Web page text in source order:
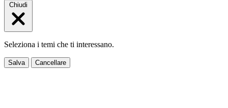
Chiudi
Seleziona i temi che ti interessano.
Salva Cancellare